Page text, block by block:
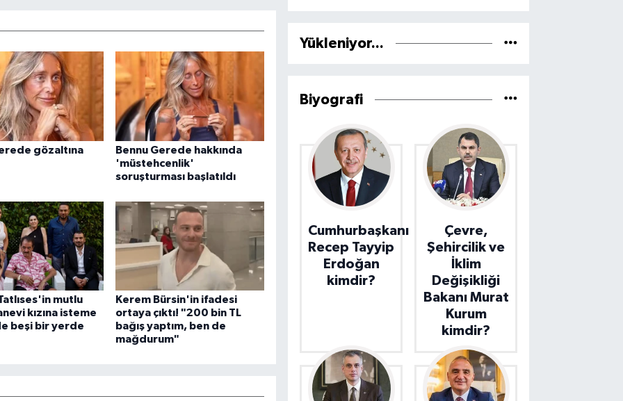
gözaltına
Bennu Gerede hakkında
'müstehcenlik'
soruşturması başlatıldı
mutlu
kızına isteme
beşi bir yerde
Kerem Bürsin'in ifadesi
ortaya çıktı! "200 bin TL
bağış yaptım, ben de
mağdurum"
Yükleniyor...
Biyografi
Cumhurbaşkanı
Recep Tayyip
Erdoğan
kimdir?
Çevre,
Şehircilik ve
İklim
Değişikliği
Bakanı Murat
Kurum
kimdir?